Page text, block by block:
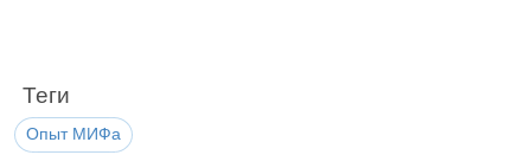
Теги
Опыт МИФа